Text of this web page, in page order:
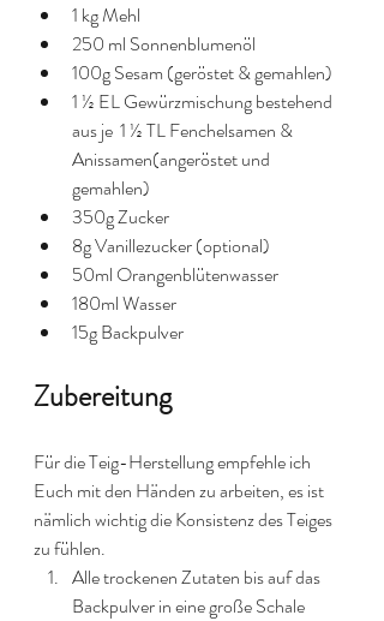
1 kg Mehl
250 ml Sonnenblumenöl
100g Sesam (geröstet & gemahlen)
1 ½ EL Gewürzmischung bestehend
aus je  1 ½ TL Fenchelsamen &
Anissamen(angeröstet und
gemahlen)
350g Zucker
8g Vanillezucker (optional)
50ml Orangenblütenwasser
180ml Wasser
15g Backpulver
Zubereitung
Für die Teig-Herstellung empfehle ich
Euch mit den Händen zu arbeiten, es ist
nämlich wichtig die Konsistenz des Teiges
zu fühlen.
Alle trockenen Zutaten bis auf das
Backpulver in eine große Schale